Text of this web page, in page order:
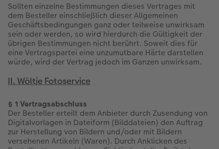
Sollten einzelne Bestimmungen dieses Vertrages mit
dem Besteller einschließlich dieser Allgemeinen
Geschäftsbedingungen ganz oder teilweise unwirksam
sein oder werden, so wird hierdurch die Gültigkeit der
übrigen Bestimmungen nicht berührt. Soweit dies für
eine Vertragspartei eine unzumutbare Härte darstellen
würde, wird der Vertrag jedoch im Ganzen unwirksam.
II. Wöltje Fotoservice
§ 1 Vertragsabschluss
Der Besteller erteilt dem Anbieter durch Zusendung von
Digitalvorlagen in Dateiform (Bilddateien) den Auftrag
zur Herstellung von Bildern und/oder mit Bildern
versehenen Artikeln (Waren). Durch Anklicken des